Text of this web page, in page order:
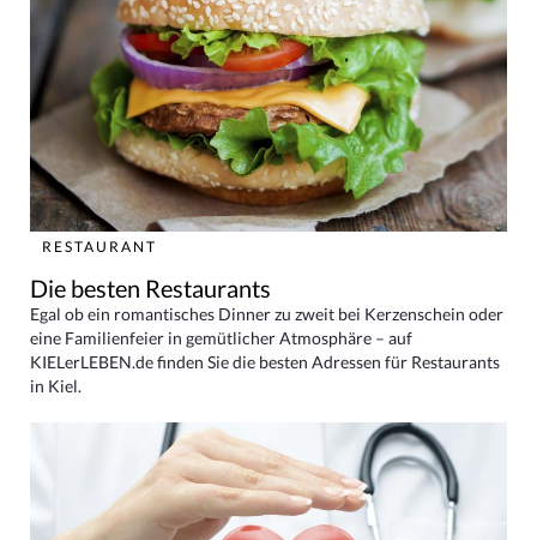
RESTAURANT
Die besten Restaurants
Egal ob ein romantisches Dinner zu zweit bei Kerzenschein oder
eine Familienfeier in gemütlicher Atmosphäre – auf
KIELerLEBEN.de finden Sie die besten Adressen für Restaurants
in Kiel.